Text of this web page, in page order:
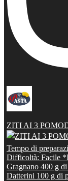
ZITI AI 3